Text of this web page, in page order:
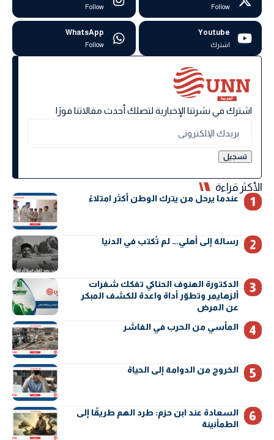
Follow
Follow
Youtube
اشترك
WhatsApp
Follow
اشترك في نشرتنا الإخبارية لتصلك أحدث مقالاتنا فورًا
الأكثر قراءة
عندما يرحل من يترك الوطن أكثر امتلاءً
رسالة إلى أهلي… لم تُكتب في الدنيا
الدكتورة الهنوف الحناكي تفكك شفرات
ألزهايمر وتطوّر أداة واعدة للكشف المبكر
عن المرض
المأسي من الحرب في الفاشر
الخروج من الدوامة إلى الحياة
السعادة عند ابن حزم: طرد الهم طريقًا إلى
الطمأنينة